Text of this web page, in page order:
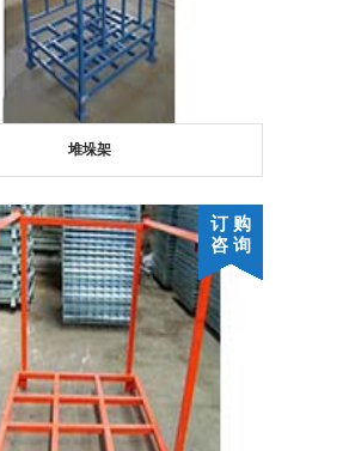
堆垛架
订 购
咨 询